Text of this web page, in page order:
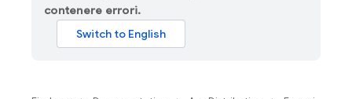
contenere errori.